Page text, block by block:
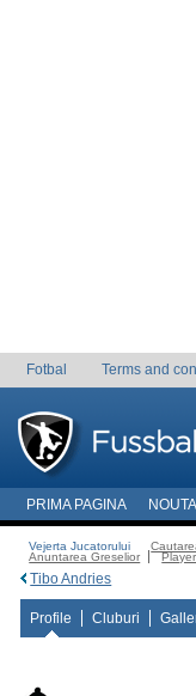
Fotbal Terms and
PRIMA PAGINA
Vejerta Jucatorului
Anuntarea Greselior
Tibo Andries
Profile Cluburi